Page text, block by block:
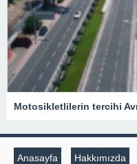
Anasayfa Hakkımızda